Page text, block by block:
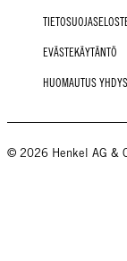
EVÄSTEKÄYTÄNTÖ
HUOMAUTUS
© 2026 Henkel AG &